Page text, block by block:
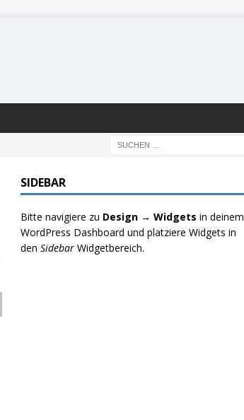
SIDEBAR
Bitte navigiere zu Design → Widgets in deinem
WordPress Dashboard und platziere Widgets in
den SidebarWidgetbereich.